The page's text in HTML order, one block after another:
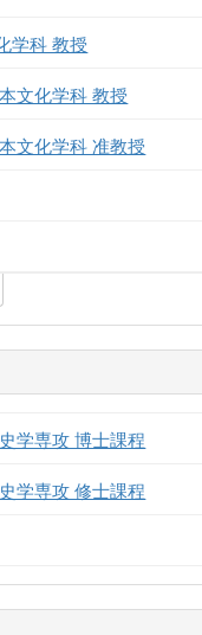
学科 教授
文化学科 教授
文化学科 准教授
学専攻 博士課程
学専攻 修士課程